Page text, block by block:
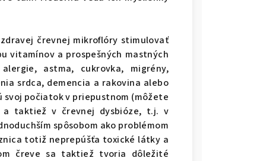
črevnej mikroflóry stimulovať
vitamínov a prospešných mastných
astma, cukrovka, migrény,
srdca, demencia a rakovina alebo
počiatok v priepustnom (môžete
a taktiež v črevnej dysbióze, t.j. v
spôsobom ako problémom
totiž neprepúšťa toxické látky a
čreve sa taktiež tvoria dôležité